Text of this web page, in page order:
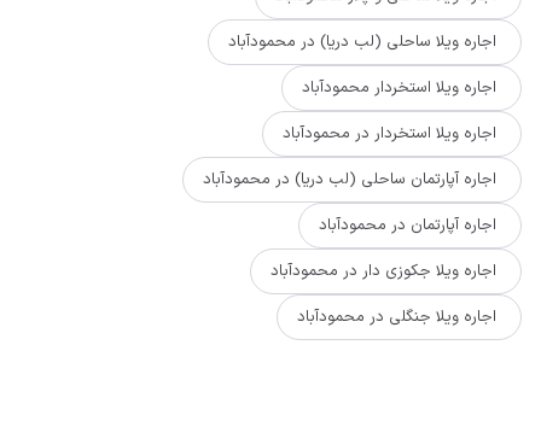
اجاره ویلا ساحلی (لب دریا) در محمودآباد
اجاره ویلا استخردار محمودآباد
اجاره ویلا استخردار در محمودآباد
اجاره آپارتمان ساحلی (لب دریا) در محمودآباد
اجاره آپارتمان در محمودآباد
اجاره ویلا جکوزی دار در محمودآباد
اجاره ویلا جنگلی در محمودآباد